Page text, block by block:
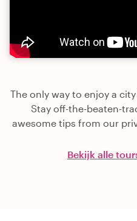
The only way to enjoy a
Stay off-the-beaten-
awesome tips from our
Bekijk alle